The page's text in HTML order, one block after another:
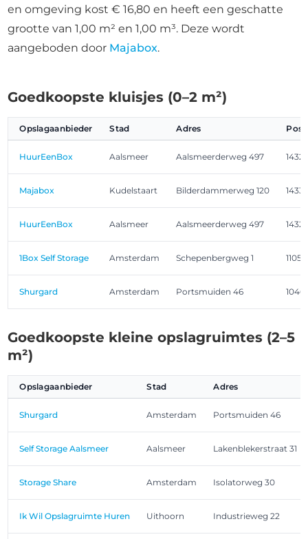
en omgeving kost € 16,80 en heeft een geschatte
grootte van 1,00 m² en 1,00 m³. Deze wordt
aangeboden door Majabox.
Goedkoopste kluisjes (0–2 m²)
Opslagaanbieder Stad Adres
HuurEenBox Aalsmeer Aalsmeerderweg 497 1432
Majabox Kudelstaart Bilderdammerweg 120 1433
HuurEenBox Aalsmeer Aalsmeerderweg 497 1432
1Box Self Storage Amsterdam Schepenbergweg 1 1105
Shurgard Amsterdam Portsmuiden 46 1046
Goedkoopste kleine opslagruimtes (2–5
m²)
Opslagaanbieder Stad Adres
Shurgard Amsterdam Portsmuiden 46
Self Storage Aalsmeer Aalsmeer Lakenblekerstraat 31
Storage Share Amsterdam Isolatorweg 30
Ik Wil Opslagruimte Huren Uithoorn Industrieweg 22